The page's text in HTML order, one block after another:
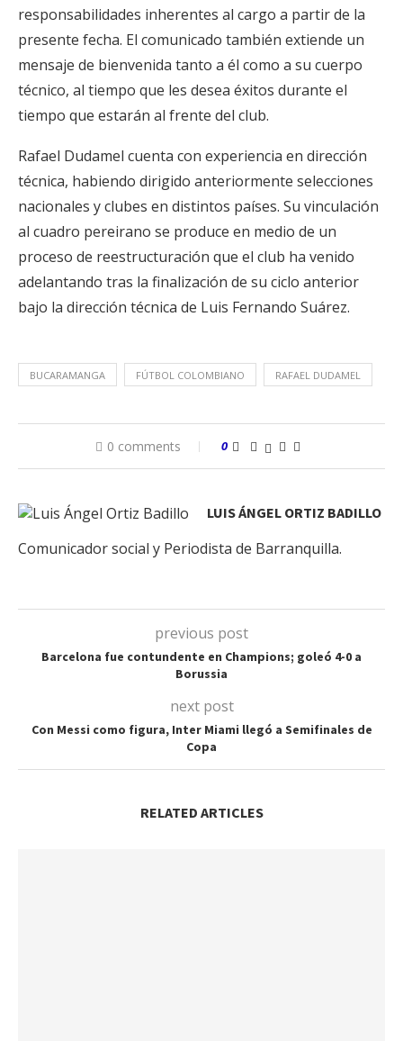
responsabilidades inherentes al cargo a partir de la
presente fecha. El comunicado también extiende un
mensaje de bienvenida tanto a él como a su cuerpo
técnico, al tiempo que les desea éxitos durante el
tiempo que estarán al frente del club.
Rafael Dudamel cuenta con experiencia en dirección
técnica, habiendo dirigido anteriormente selecciones
nacionales y clubes en distintos países. Su vinculación
al cuadro pereirano se produce en medio de un
proceso de reestructuración que el club ha venido
adelantando tras la finalización de su ciclo anterior
bajo la dirección técnica de Luis Fernando Suárez.
BUCARAMANGA FÚTBOL COLOMBIANO RAFAEL DUDAMEL
0 comments 0
LUIS ÁNGEL ORTIZ BADILLO
Comunicador social y Periodista de Barranquilla.
previous post
Barcelona fue contundente en Champions; goleó 4-0 a
Borussia
next post
Con Messi como figura, Inter Miami llegó a Semifinales de
Copa
RELATED ARTICLES